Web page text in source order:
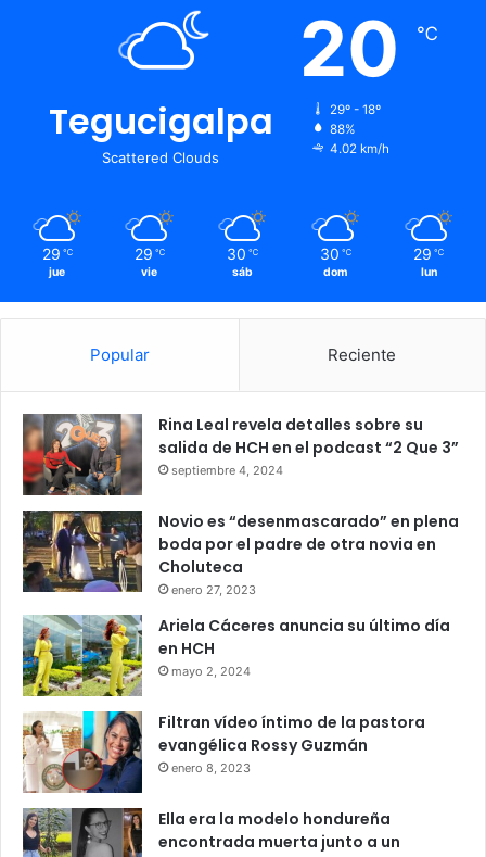
Tegucigalpa
Scattered Clouds
20 ℃
29º - 18º
88%
4.02 km/h
29 ℃
jue
29 ℃
vie
30 ℃
sáb
30 ℃
dom
29 ℃
lun
Popular Reciente
Rina Leal revela detalles sobre su
salida de HCH en el podcast “2 Que 3”
septiembre 4, 2024
Novio es “desenmascarado” en plena
boda por el padre de otra novia en
Choluteca
enero 27, 2023
Ariela Cáceres anuncia su último día
en HCH
mayo 2, 2024
Filtran vídeo íntimo de la pastora
evangélica Rossy Guzmán
enero 8, 2023
Ella era la modelo hondureña
encontrada muerta junto a un